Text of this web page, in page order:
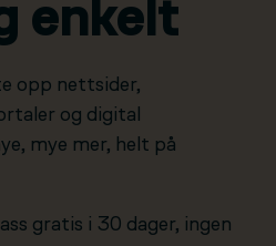
enkelt
opp nettsider,
og digital
mye mer, helt på
gratis i 30 dager, ingen